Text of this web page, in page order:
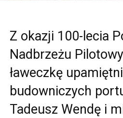
Z okazji 100-lecia
Nadbrzeżu
ławeczkę
budowniczych
Tadeusz Wendę i